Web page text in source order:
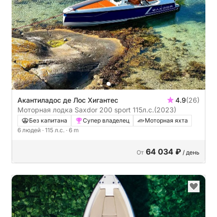
Акантиладос де Лос Хигантес 4.9(26)
Моторная лодка Saxdor 200 sport 115л.с.(2023)
Без капитана Супер владелец
Моторная яхта
6 людей · 115 л.с. · 6 m
От 64 034 ₽ / день